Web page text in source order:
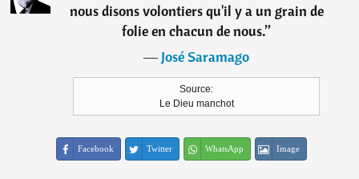
nous disons volontiers qu'il y a un grain de
folie en chacun de nous.”
―José Saramago
Source:
Le Dieu manchot
Facebook Twitter WhatsApp Image